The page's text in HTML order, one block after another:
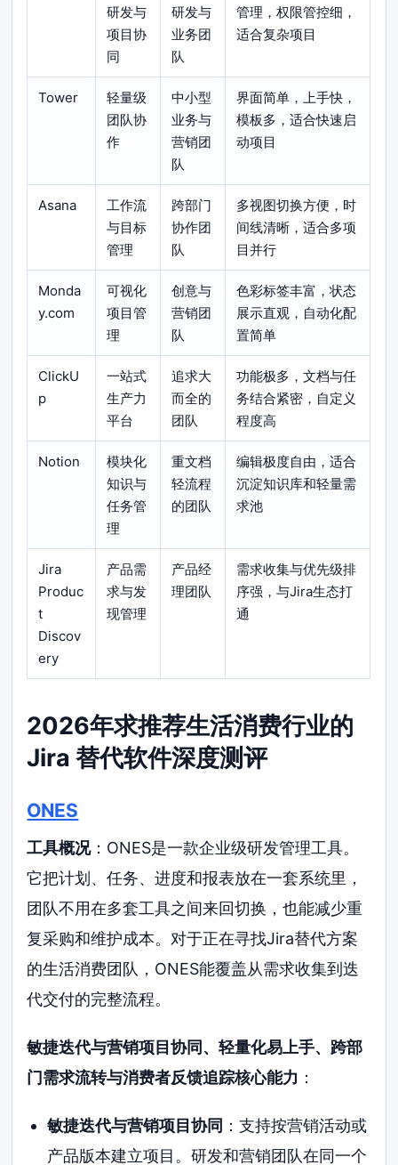
研发与
项目协
同
研发与
业务团
队
管理，权限管控细，
适合复杂项目
Tower
轻量级
团队协
作
中小型
业务与
营销团
队
界面简单，上手快，
模板多，适合快速启
动项目
Asana
工作流
与目标
管理
跨部门
协作团
队
多视图切换方便，时
间线清晰，适合多项
目并行
Monda
y.com
可视化
项目管
理
创意与
营销团
队
色彩标签丰富，状态
展示直观，自动化配
置简单
ClickU
p
一站式
生产力
平台
追求大
而全的
团队
功能极多，文档与任
务结合紧密，自定义
程度高
Notion
模块化
知识与
任务管
理
重文档
轻流程
的团队
编辑极度自由，适合
沉淀知识库和轻量需
求池
Jira
Produc
t
Discov
ery
产品需
求与发
现管理
产品经
理团队
需求收集与优先级排
序强，与Jira生态打
通
2026年求推荐生活消费行业的
Jira 替代软件深度测评
ONES
工具概况：ONES是一款企业级研发管理工具。
它把计划、任务、进度和报表放在一套系统里，
团队不用在多套工具之间来回切换，也能减少重
复采购和维护成本。对于正在寻找Jira替代方案
的生活消费团队，ONES能覆盖从需求收集到迭
代交付的完整流程。
敏捷迭代与营销项目协同、轻量化易上手、跨部
门需求流转与消费者反馈追踪核心能力 ：
敏捷迭代与营销项目协同 ：支持按营销活动或
产品版本建立项目。研发和营销团队在同一个